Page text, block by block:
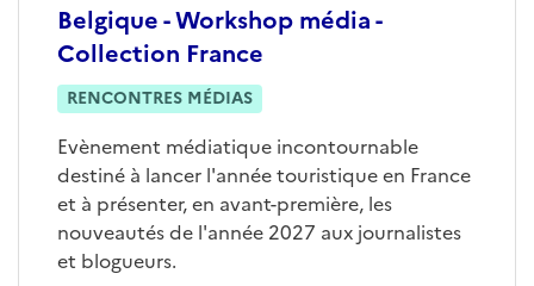
Belgique - Workshop média -
Collection France
RENCONTRES MÉDIAS
Evènement médiatique incontournable
destiné à lancer l'année touristique en France
et à présenter, en avant-première, les
nouveautés de l'année 2027 aux journalistes
et blogueurs.